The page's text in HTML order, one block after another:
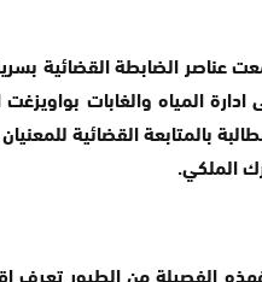
عناصر الضابطة القضائية
ادارة المياه والغابات
بالمتابعة القضائية
الملكي.
الفصيلة من الطيور تعرف